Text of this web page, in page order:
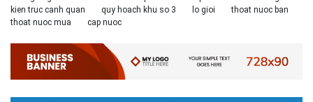
kien truc canh quan
quy hoach khu so 3 lo gioi
thoat nuoc ban
thoat nuoc mua
cap nuoc
nhất trong lĩnh vực Xây Dựng hiện nay ở khoa ĐÔ THỊ. Khoa Đô Thị bảo
đảm 100% t...
Hội thảo quốc tế ''Xây dựng đô thị thông minh – Hướng đến
phát triển bền vững” /...
thành phố trên thế giới. Tại Việt Nam, đã có gần 20 tỉnh, thành phố trên